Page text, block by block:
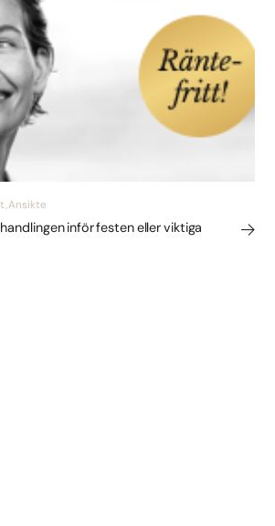
Ansikte
inför festen eller viktiga